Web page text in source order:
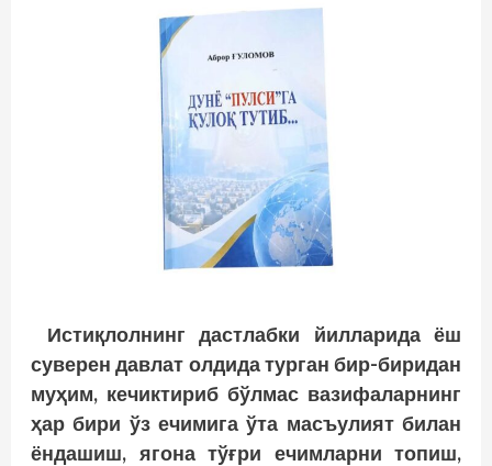
Истиқлолнинг дастлабки йилларида ёш
суверен давлат олдида турган бир-биридан
муҳим, кечиктириб бўлмас вазифаларнинг
ҳар бири ўз ечимига ўта масъулият билан
ёндашиш, ягона тўғри ечимларни топиш,